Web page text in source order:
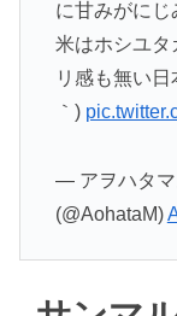
に甘みがにじ
米はホシユタ
リ感も無い日
｀)
— アヲハタ
(@AohataM)